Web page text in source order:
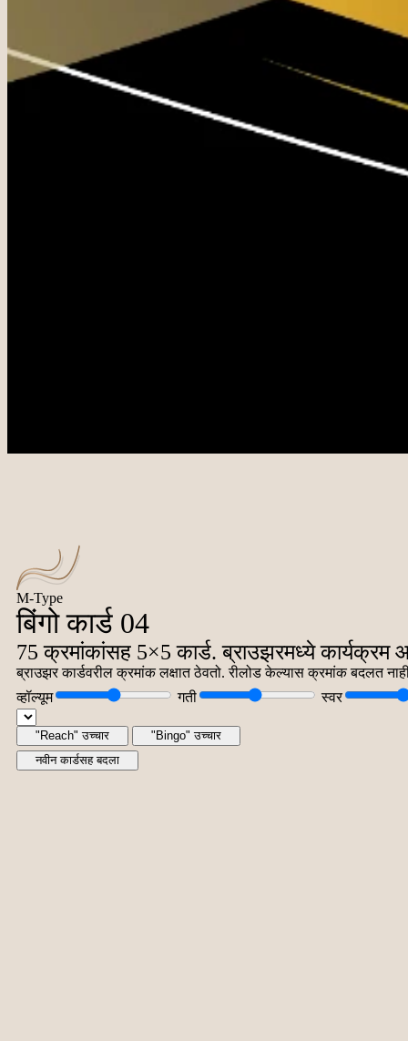
M-Type
बिंगो कार्ड 04
75 क्रमांकांसह 5×5 कार्ड. ब्राउझरमध्ये
ब्राउझर कार्डवरील क्रमांक लक्षात ठेवतो. रीलोड केल्यास क्रमांक बदलत
व्हॉल्यूम
गती स्वर
"Reach" उच्चार
"Bingo" उच्चार
नवीन कार्डसह बदला